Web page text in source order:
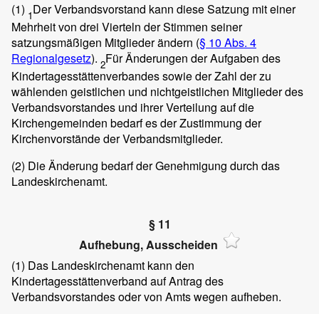
(1) 1Der Verbandsvorstand kann diese Satzung mit einer
Mehrheit von drei Vierteln der Stimmen seiner
satzungsmäßigen Mitglieder ändern (§ 10 Abs. 4
Regionalgesetz). 2Für Änderungen der Aufgaben des
Kindertagesstättenverbandes sowie der Zahl der zu
wählenden geistlichen und nichtgeistlichen Mitglieder des
Verbandsvorstandes und ihrer Verteilung auf die
Kirchengemeinden bedarf es der Zustimmung der
Kirchenvorstände der Verbandsmitglieder.
(2) Die Änderung bedarf der Genehmigung durch das
Landeskirchenamt.
§ 11
Aufhebung, Ausscheiden
(1) Das Landeskirchenamt kann den
Kindertagesstättenverband auf Antrag des
Verbandsvorstandes oder von Amts wegen aufheben.